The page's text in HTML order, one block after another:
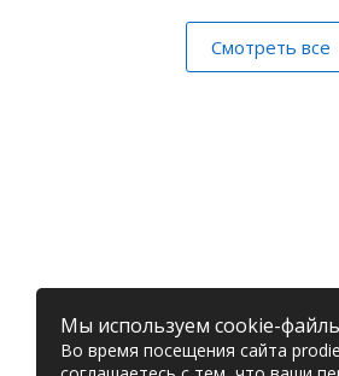
Смотреть все
Мы используем cookie-
Во время посещения сайта